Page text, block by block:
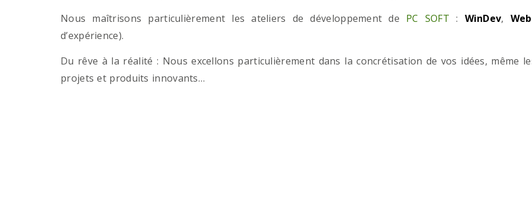
Nous maîtrisons particulièrement les ateliers de développement de PC SOFT : WinDev,
d’expérience).
Du rêve à la réalité : Nous excellons particulièrement dans la concrétisation de vos idées, même
projets et produits innovants…